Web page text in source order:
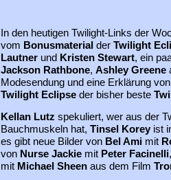
In den heutigen Twilight-Links der
vom Bonusmaterial der Twilight
Lautnerund Kristen Stewart, ein
Jackson Rathbone, Ashley Greene
Modesendung und eine Erklärung
Twilight Eclipseder bisher beste
Kellan Lutz spekuliert, wer aus der
Bauchmuskeln hat, Tinsel Koreyist
es gibt neue Bilder von Bel Amimit
von Nurse Jackiemit Peter Facinelli
mit Michael Sheenaus dem Film